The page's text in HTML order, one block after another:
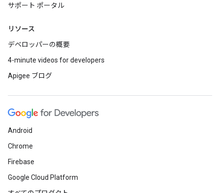
サポート ポータル
リソース
デベロッパーの概要
4-minute videos for developers
Apigee ブログ
Android
Chrome
Firebase
Google Cloud Platform